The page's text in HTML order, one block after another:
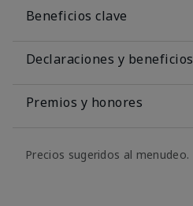
Beneficios clave
Declaraciones y beneficios
Premios y honores
Precios sugeridos al menudeo.